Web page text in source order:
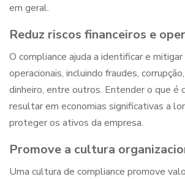
em geral.
Reduz riscos financeiros e
O compliance ajuda a identificar e
operacionais, incluindo fraudes,
dinheiro, entre outros. Entendero que é
resultar em economias significativas a
proteger os ativos da empresa.
Promove a cultura
Uma cultura de compliance promove